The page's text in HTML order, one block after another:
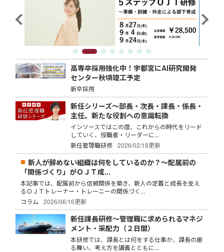
高専卒採用強化中！宇都宮にAI研究開発
センター秋頃竣工予定
新卒採用
新任シリーズ～部長・次長・課長・係長・
主任。新たな役割への意識転換
インソースではこの度、これからの時代をリード
していく、役職者・リーダーに...
新任管理職研修
2026/02/18更新
新人が辞めない組織は何をしているのか？～配属前の
「関係づくり」がＯＪＴ成...
本記事では、配属前から信頼関係を築き、新人の定着と成長を支え
るＯＪＴトレーナー・トレーニーの関係づく...
コラム
2026/06/16更新
新任課長研修～管理職に求められるマネジ
メント・采配力（２日間）
本研修では、課長とは何をする仕事か、課長の振
る舞い、考え方を講義とともに...